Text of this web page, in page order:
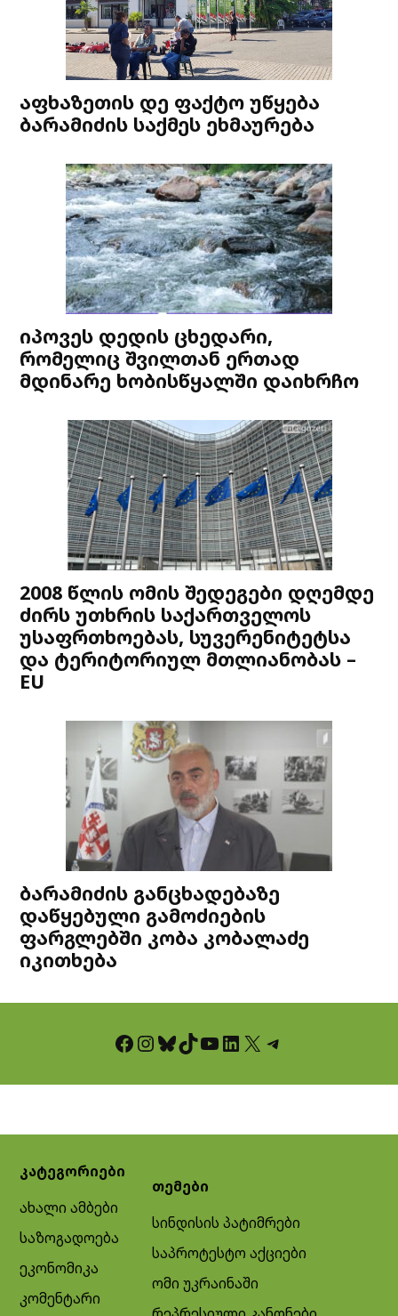
აფხაზეთის დე ფაქტო უწყება
ბარამიძის საქმეს ეხმაურება
იპოვეს დედის ცხედარი,
რომელიც შვილთან ერთად
მდინარე ხობისწყალში დაიხრჩო
2008 წლის ომის შედეგები დღემდე
ძირს უთხრის საქართველოს
უსაფრთხოებას, სუვერენიტეტსა
და ტერიტორიულ მთლიანობას –
EU
ბარამიძის განცხადებაზე
დაწყებული გამოძიების
ფარგლებში კობა კობალაძე
იკითხება
Facebook InstagramBluesky TikTok YouTube LinkedIn X Telegram
კატეგორიები
ახალი ამბები
საზოგადოება
ეკონომიკა
კომენტარი
თემები
სინდისის პატიმრები
საპროტესტო აქციები
ომი უკრაინაში